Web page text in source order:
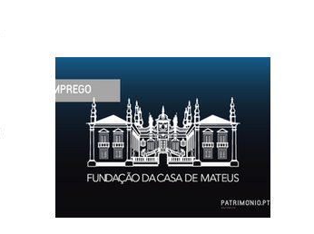
espécies bibliográficas
intervencionadas; execução dos
programas de conservação
preventiva; produção de fichas de
tratamento e registo fotográfico das
intervenções; apoio a exposições i